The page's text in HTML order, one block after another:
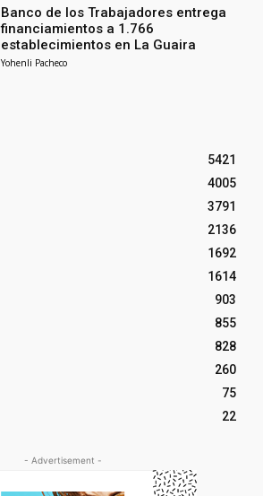
Banco de los Trabajadores entrega
financiamientos a 1.766
establecimientos en La Guaira
Yohenli Pacheco
5421
4005
3791
2136
1692
1614
903
855
828
260
75
22
- Advertisement -